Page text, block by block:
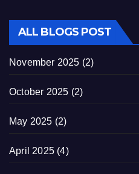
ALL BLOGS POST
November 2025 (2)
October 2025 (2)
May 2025 (2)
April 2025 (4)